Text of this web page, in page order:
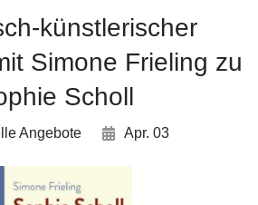
künstlerischer
Simone Frieling zu
Scholl
Angebote Apr. 03